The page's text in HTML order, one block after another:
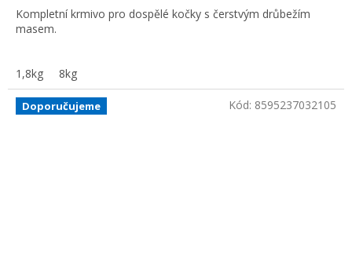
Kompletní krmivo pro dospělé kočky s čerstvým drůbežím
masem.
1,8kg 8kg
Doporučujeme Kód: 8595237032105